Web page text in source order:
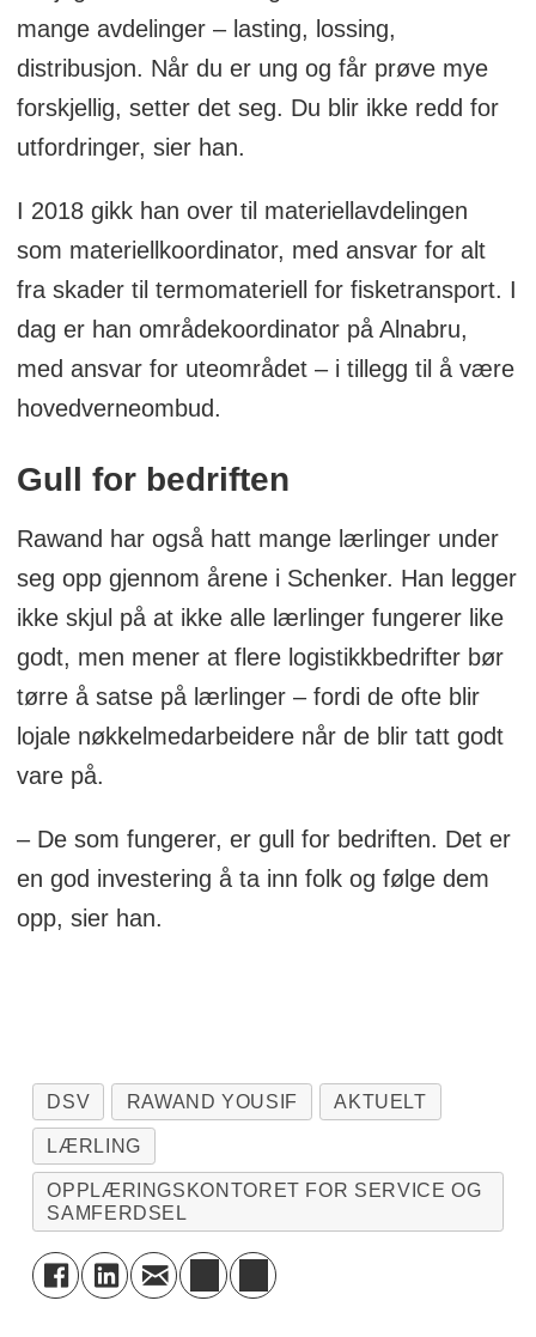
mange avdelinger – lasting, lossing,
distribusjon. Når du er ung og får prøve mye
forskjellig, setter det seg. Du blir ikke redd for
utfordringer, sier han.
I 2018 gikk han over til materiellavdelingen
som materiellkoordinator, med ansvar for alt
fra skader til termomateriell for fisketransport. I
dag er han områdekoordinator på Alnabru,
med ansvar for uteområdet – i tillegg til å være
hovedverneombud.
Gull for bedriften
Rawand har også hatt mange lærlinger under
seg opp gjennom årene i Schenker. Han legger
ikke skjul på at ikke alle lærlinger fungerer like
godt, men mener at flere logistikkbedrifter bør
tørre å satse på lærlinger – fordi de ofte blir
lojale nøkkelmedarbeidere når de blir tatt godt
vare på.
– De som fungerer, er gull for bedriften. Det er
en god investering å ta inn folk og følge dem
opp, sier han.
DSV RAWAND YOUSIF AKTUELT
LÆRLING
OPPLÆRINGSKONTORET FOR SERVICE OG
SAMFERDSEL